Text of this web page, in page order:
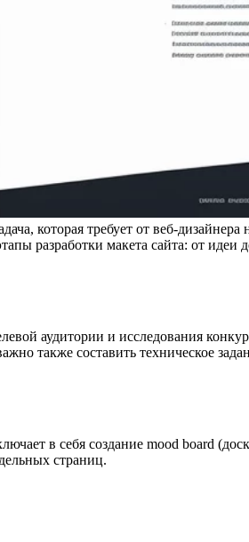
которая требует от веб-
разработки макета сайта: от идеи
аудитории и исследования
также составить техническое
в себя создание mood board
страниц.